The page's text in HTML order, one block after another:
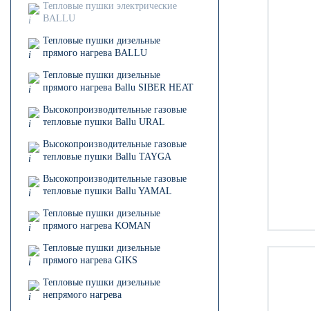
Тепловые пушки электрические
BALLU
Тепловые пушки дизельные
прямого нагрева BALLU
Тепловые пушки дизельные
прямого нагрева Ballu SIBER HEAT
Высокопроизводительные газовые
тепловые пушки Ballu URAL
Высокопроизводительные газовые
тепловые пушки Ballu TAYGA
Высокопроизводительные газовые
тепловые пушки Ballu YAMAL
Тепловые пушки дизельные
прямого нагрева KOMAN
Тепловые пушки дизельные
прямого нагрева GIKS
Тепловые пушки дизельные
непрямого нагрева